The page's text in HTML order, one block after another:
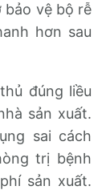
vệ bộ rễ
hơn sau
đúng liều
sản xuất.
sai cách
trị bệnh
sản xuất.